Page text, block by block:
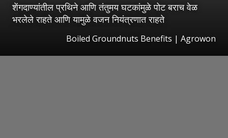
शेंगदाण्यांतील प्रथिने आणि तंतुमय घटकांमुळे पोट बराच वेळ
भरलेले राहते आणि यामुळे वजन नियंत्रणात राहते
Boiled Groundnuts Benefits | Agrowon